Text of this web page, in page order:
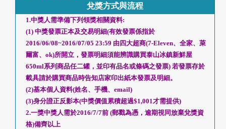
兌獎方式與流程
1.中獎人需準備下列領獎相關資料:
(1) 中獎發票正本及交易明細(有效發票係指於
2016/06/08~2016/07/05 23:59 由四大超商(7-Eleven、全家、萊
爾富、ok)所開立，發票明細須能辨識購買泰山冰鎮新鮮屋
650ml系列商品任二罐，並印有品名或條碼之發票) 若發票存於
載具請於購買商品時告知店家印出紙本發票及明細。
(2)基本個人資料(姓名、手機、email)
(3)身分證正反影本(中獎價值累積超過$1,001才需提供)
2.一獎中獎人需於2016/7/7前 (郵戳為憑，逾期視同放棄兌獎資
格)備齊以上